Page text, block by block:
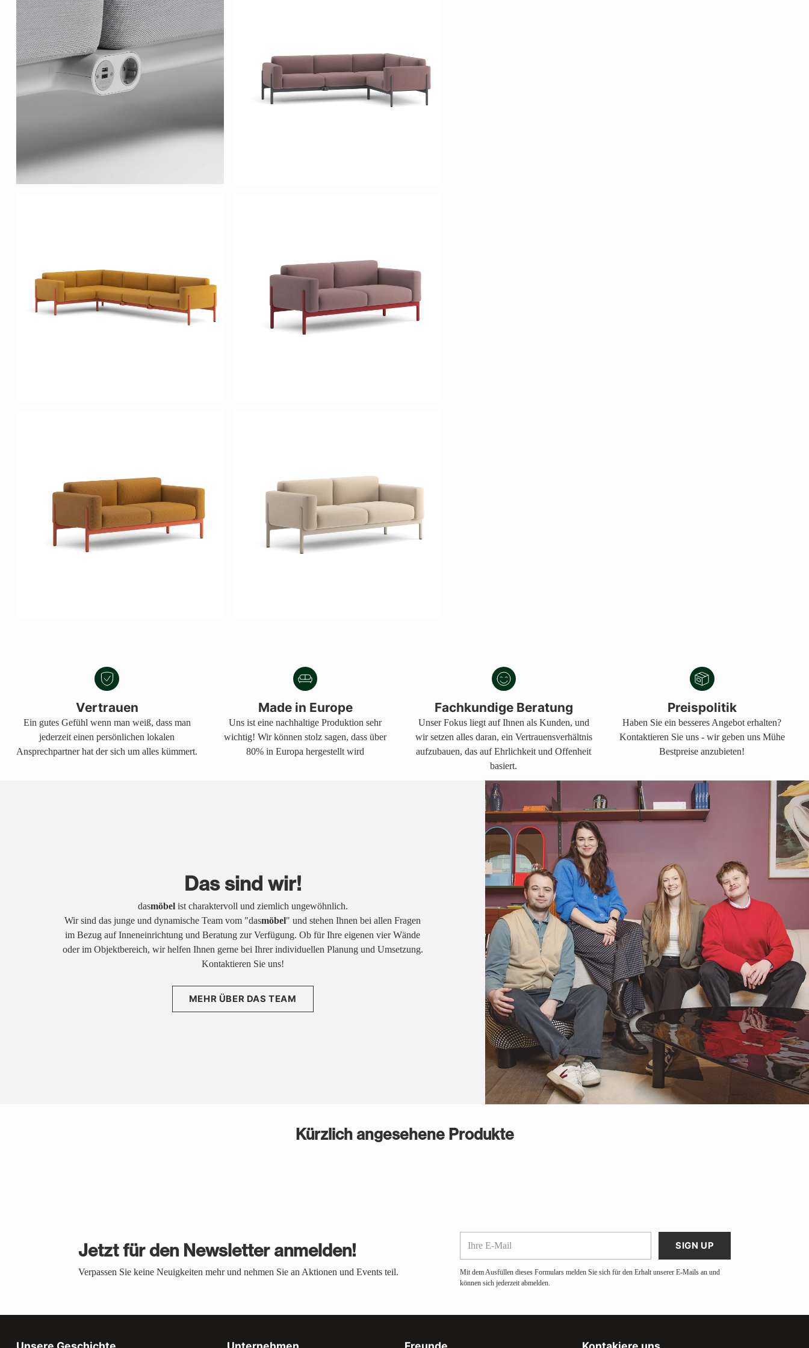
Vertrauen
Ein gutes Gefühl wenn man weiß, dass man
jederzeit einen persönlichen lokalen
Ansprechpartner hat der sich um alles kümmert.
Made in Europe
Uns ist eine nachhaltige Produktion sehr
wichtig! Wir können stolz sagen, dass über
80% in Europa hergestellt wird
Fachkundige Beratung
Unser Fokus liegt auf Ihnen als Kunden, und
wir setzen alles daran, ein Vertrauensverhältnis
aufzubauen, das auf Ehrlichkeit und Offenheit
basiert.
Preispolitik
Haben Sie ein besseres Angebot erhalten?
Kontaktieren Sie uns - wir geben uns Mühe
Bestpreise anzubieten!
Das sind wir!
dasmöbelist charaktervoll und ziemlich ungewöhnlich.
Wir sind das junge und dynamische Team vom "dasmöbel" und stehen Ihnen bei allen Fragen
im Bezug auf Inneneinrichtung und Beratung zur Verfügung. Ob für Ihre eigenen vier Wände
oder im Objektbereich, wir helfen Ihnen gerne bei Ihrer individuellen Planung und Umsetzung.
Kontaktieren Sie uns!
MEHR ÜBER DAS TEAM
Kürzlich angesehene Produkte
Jetzt für den Newsletter anmelden!
Verpassen Sie keine Neuigkeiten mehr und nehmen Sie an Aktionen und Events teil.
Mail
SIGN UP
Mit dem Ausfüllen dieses Formulars melden Sie sich für den Erhalt unserer E-Mails an und
können sich jederzeit abmelden.